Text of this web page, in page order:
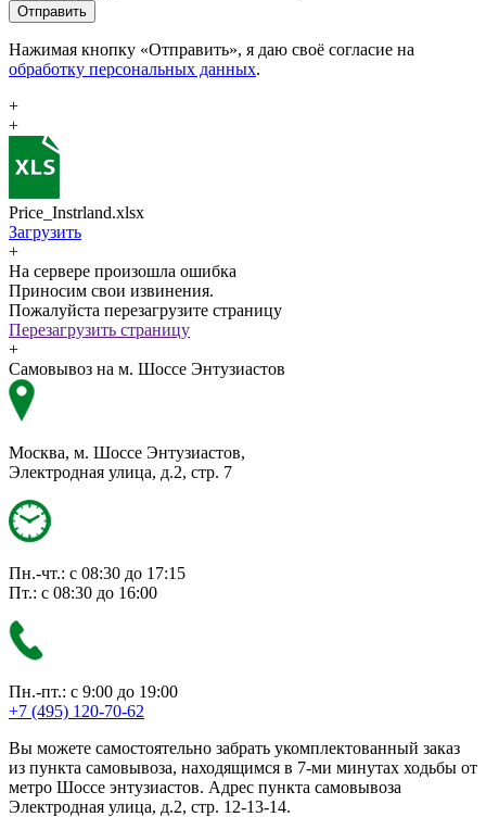
Отправить
Нажимая кнопку «Отправить», я даю своё согласие на
обработку персональных данных.
+
+
Price_Instrland.xlsx
Загрузить
+
На сервере произошла ошибка
Приносим свои извинения.
Пожалуйста перезагрузите страницу
Перезагрузить страницу
+
Самовывоз на м. Шоссе Энтузиастов
Москва, м. Шоссе Энтузиастов,
Электродная улица, д.2, стр. 7
Пн.-чт.: с 08:30 до 17:15
Пт.: с 08:30 до 16:00
Пн.-пт.: с 9:00 до 19:00
+7 (495) 120-70-62
Вы можете самостоятельно забрать укомплектованный заказ
из пункта самовывоза, находящимся в 7-ми минутах ходьбы от
метро Шоссе энтузиастов. Адрес пункта самовывоза
Электродная улица, д.2, стр. 12-13-14.